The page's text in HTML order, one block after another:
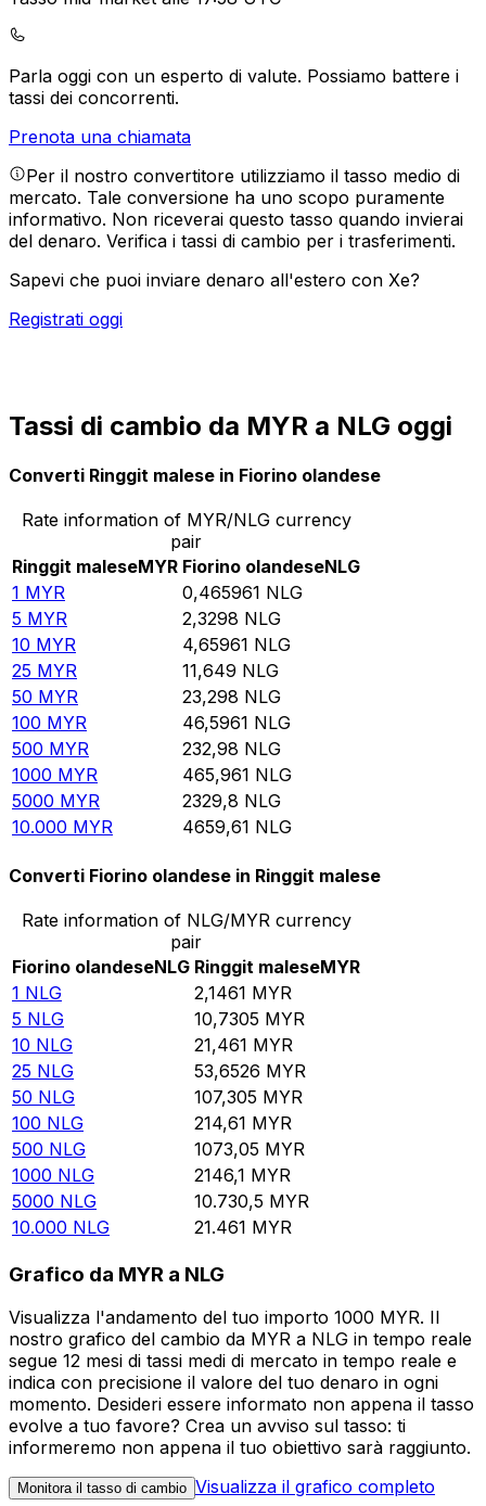
Parla oggi con un esperto di valute. Possiamo battere i
tassi dei concorrenti.
Prenota una chiamata
Per il nostro convertitore utilizziamo il tasso medio di
mercato. Tale conversione ha uno scopo puramente
informativo. Non riceverai questo tasso quando invierai
del denaro. Verifica i tassi di cambio per i trasferimenti.
Sapevi che puoi inviare denaro all'estero con Xe?
Registrati oggi
Tassi di cambio da MYR a NLG oggi
Converti Ringgit malese in Fiorino olandese
Rate information of MYR/NLG currency
pair
Ringgit maleseMYR Fiorino olandeseNLG
1 MYR 0,465961 NLG
5 MYR 2,3298 NLG
10 MYR 4,65961 NLG
25 MYR 11,649 NLG
50 MYR 23,298 NLG
100 MYR 46,5961 NLG
500 MYR 232,98 NLG
1000 MYR 465,961 NLG
5000 MYR 2329,8 NLG
10.000 MYR 4659,61 NLG
Converti Fiorino olandese in Ringgit malese
Rate information of NLG/MYR currency
pair
Fiorino olandeseNLG Ringgit maleseMYR
1 NLG 2,1461 MYR
5 NLG 10,7305 MYR
10 NLG 21,461 MYR
25 NLG 53,6526 MYR
50 NLG 107,305 MYR
100 NLG 214,61 MYR
500 NLG 1073,05 MYR
1000 NLG 2146,1 MYR
5000 NLG 10.730,5 MYR
10.000 NLG 21.461 MYR
Grafico da MYR a NLG
Visualizza l'andamento del tuo importo 1000 MYR. Il
nostro grafico del cambio da MYR a NLG in tempo reale
segue 12 mesi di tassi medi di mercato in tempo reale e
indica con precisione il valore del tuo denaro in ogni
momento. Desideri essere informato non appena il tasso
evolve a tuo favore? Crea un avviso sul tasso: ti
informeremo non appena il tuo obiettivo sarà raggiunto.
Monitora il tasso di cambio Visualizza il grafico completo